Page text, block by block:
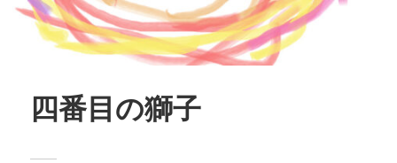
四番目の獅子